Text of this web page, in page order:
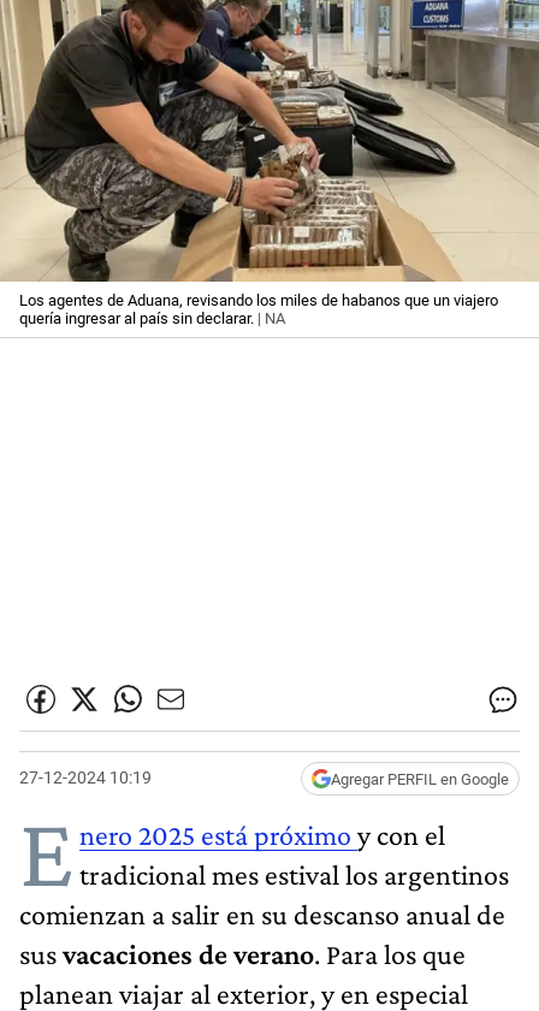
Los agentes de Aduana, revisando los miles de habanos que un viajero
quería ingresar al país sin declarar. | NA
27-12-2024 10:19 Agregar PERFIL en Google
E nero 2025 está próximo y con el
tradicional mes estival los argentinos
comienzan a salir en su descanso anual de
susvacaciones de verano. Para los que
planean viajar al exterior, y en especial